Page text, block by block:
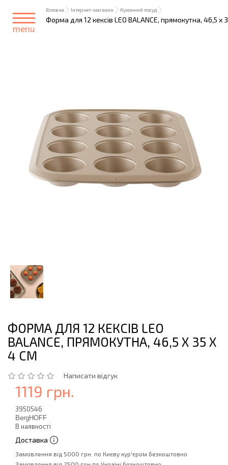
menu
Головна Інтернет-магазин Кухонний посуд
Форма для 12 кексів LEO BALANCE, прямокутна, 46,5 x
ФОРМА ДЛЯ 12 КЕКСІВ LEO
BALANCE, ПРЯМОКУТНА, 46,5 X 35 X
4 СМ
Написати відгук
1119 грн.
3950546
BergHOFF
В наявності
Доставка
Замовлення від 5000 грн. по Києву кур'єром безкоштовно